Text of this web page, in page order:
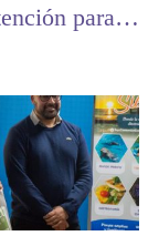
para la